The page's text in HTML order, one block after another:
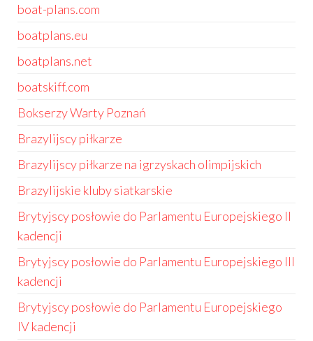
boat-plans.com
boatplans.eu
boatplans.net
boatskiff.com
Bokserzy Warty Poznań
Brazylijscy piłkarze
Brazylijscy piłkarze na igrzyskach olimpijskich
Brazylijskie kluby siatkarskie
Brytyjscy posłowie do Parlamentu Europejskiego II
kadencji
Brytyjscy posłowie do Parlamentu Europejskiego III
kadencji
Brytyjscy posłowie do Parlamentu Europejskiego
IV kadencji